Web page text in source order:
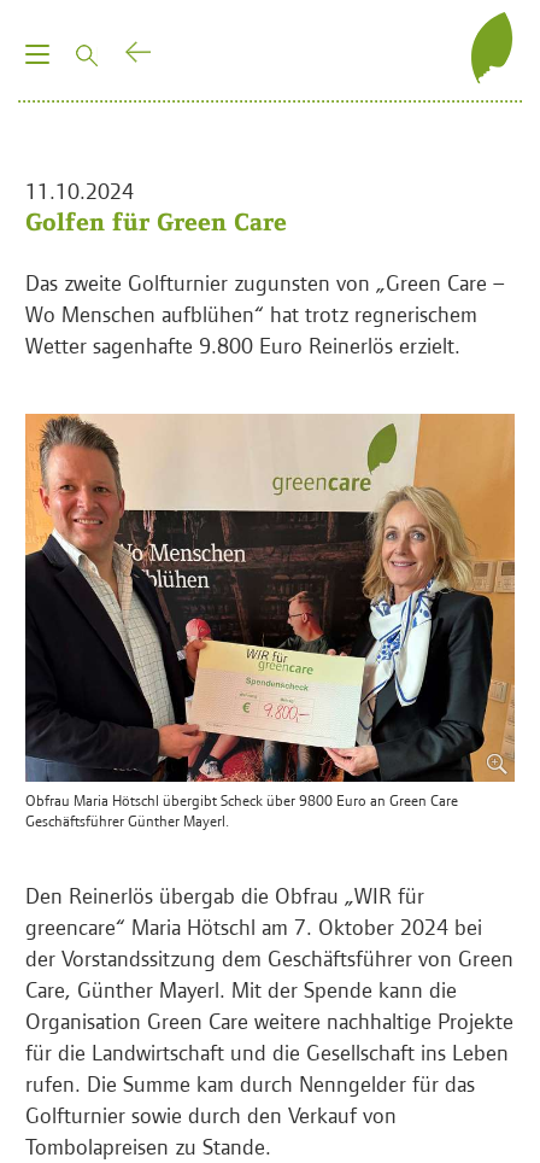
T
e
a
v
i
o
11.10.2024
Golfen für Green Care
Das zweite Golfturnier zugunsten von „Green Care –
Wo Menschen aufblühen“ hat trotz regnerischem
Wetter sagenhafte 9.800 Euro Reinerlös erzielt.
Obfrau Maria Hötschl übergibt Scheck über 9800 Euro an Green Care
Geschäftsführer Günther Mayerl.
Den Reinerlös übergab die Obfrau „WIR für
greencare“ Maria Hötschl am 7. Oktober 2024 bei
der Vorstandssitzung dem Geschäftsführer von Green
Care, Günther Mayerl. Mit der Spende kann die
Organisation Green Care weitere nachhaltige Projekte
für die Landwirtschaft und die Gesellschaft ins Leben
rufen. Die Summe kam durch Nenngelder für das
Golfturnier sowie durch den Verkauf von
Tombolapreisen zu Stande.